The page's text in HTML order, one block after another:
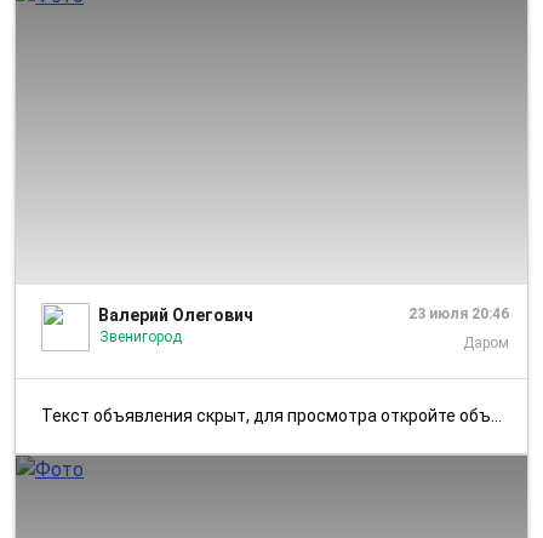
Валерий Олегович
Звенигород
23 июля 20:46
Даром
Текст объявления скрыт, для просмотра откройте объявление в приложении...